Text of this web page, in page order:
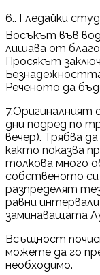
6.. Гледайки
Восъкът във
лишава от
Просякът
Реченото да
7.Оригиналният
дни подред по
вечер). Трябва
както показва
толкова много
собственото
разпределят
равни
заминаващата
Всъщност
можете да го
необходимо.